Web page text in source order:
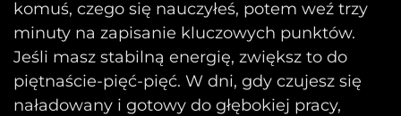
komuś, czego się nauczyłeś, potem weź trzy
minuty na zapisanie kluczowych punktów.
Jeśli masz stabilną energię, zwiększ to do
piętnaście-pięć-pięć. W dni, gdy czujesz się
naładowany i gotowy do głębokiej pracy,